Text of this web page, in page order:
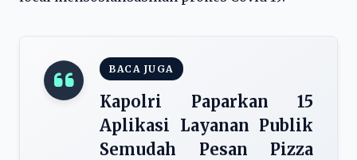
BACA JUGA
Kapolri Paparkan 15
Aplikasi Layanan Publik
Semudah Pesan Pizza